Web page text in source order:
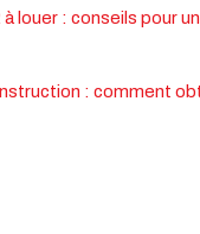
louer : conseils pour
: comment